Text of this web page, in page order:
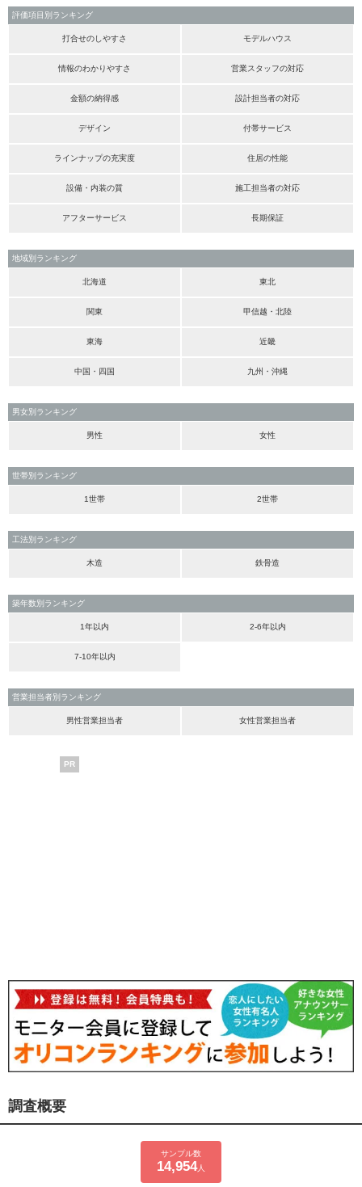
評価項目別ランキング
打合せのしやすさ モデルハウス
情報のわかりやすさ 営業スタッフの対応
金額の納得感 設計担当者の対応
デザイン 付帯サービス
ラインナップの充実度 住居の性能
設備・内装の質 施工担当者の対応
アフターサービス 長期保証
地域別ランキング
北海道 東北
関東 甲信越・北陸
東海 近畿
中国・四国 九州・沖縄
男女別ランキング
男性 女性
世帯別ランキング
1世帯 2世帯
工法別ランキング
木造 鉄骨造
築年数別ランキング
1年以内 2-6年以内
7-10年以内
営業担当者別ランキング
男性営業担当者 女性営業担当者
PR
調査概要
サンプル数
14,954人